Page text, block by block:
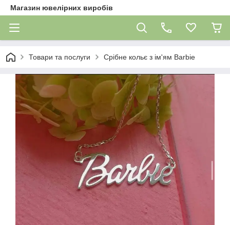
Магазин ювелірних виробів
Товари та послуги Срібне кольє з ім'ям Barbie